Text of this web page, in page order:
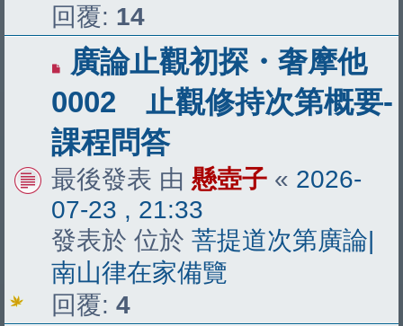
回覆: 14
有
新
文
章
廣論止觀初探・奢摩他
0002 止觀修持次第概要-
課程問答
最後發表 由 懸壺子 « 2026-
07-23 , 21:33
發表於 位於 菩提道次第廣論|
南山律在家備覽
回覆: 4